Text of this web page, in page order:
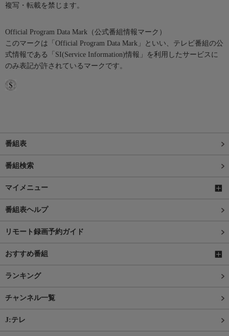
複写・転載を禁じます。
Official Program Data Mark（公式番組情報マーク）
このマークは「Official Program Data Mark」といい、テレビ番組の公
式情報である「SI(Service Information)情報」を利用したサービスに
のみ表記が許されているマークです。
番組表
番組検索
マイメニュー
番組表ヘルプ
リモート録画予約ガイド
おすすめ番組
ランキング
チャンネル一覧
J:テレ